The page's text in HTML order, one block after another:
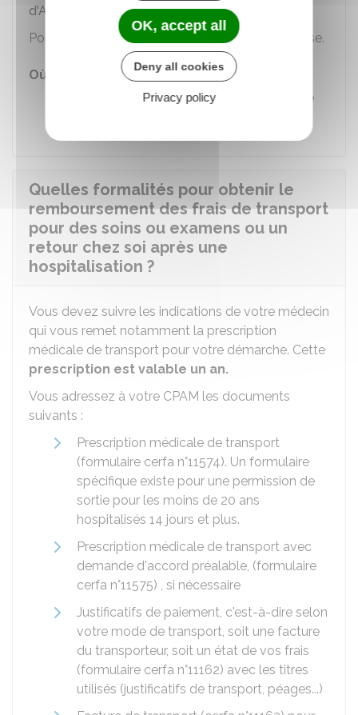
d'Ameli
Pour un taxi conventionné, contactez votre caisse.
Où s'adresser ?
Caisse primaire d'assurance maladie
Quelles formalités pour obtenir le
remboursement des frais de transport
pour des soins ou examens ou un
retour chez soi après une
hospitalisation ?
Vous devez suivre les indications de votre médecin
qui vous remet notamment la prescription
médicale de transport pour votre démarche. Cette
prescription est valable un an.
Vous adressez à votre CPAM les documents
suivants :
Prescription médicale de transport
(formulaire cerfa n°11574). Un formulaire
spécifique existe pour une permission de
sortie pour les moins de 20 ans
hospitalisés 14 jours et plus.
Prescription médicale de transport avec
demande d'accord préalable, (formulaire
cerfa n°11575) , si nécessaire
Justificatifs de paiement, c'est-à-dire selon
votre mode de transport, soit une facture
du transporteur, soit un état de vos frais
(formulaire cerfa n°11162) avec les titres
utilisés (justificatifs de transport, péages...)
OK, accept all
Deny all cookies
Privacy policy